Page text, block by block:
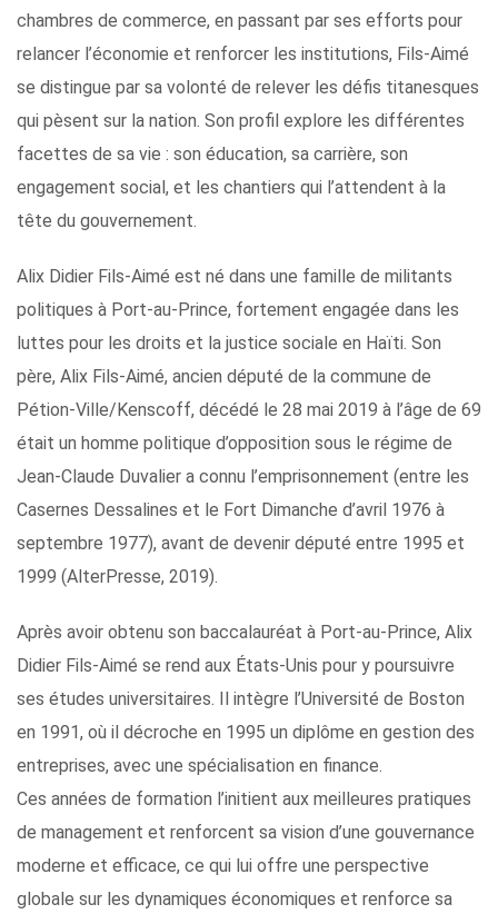
chambres de commerce, en passant par ses efforts pour
relancer l’économie et renforcer les institutions, Fils-Aimé
se distingue par sa volonté de relever les défis titanesques
qui pèsent sur la nation. Son profil explore les différentes
facettes de sa vie : son éducation, sa carrière, son
engagement social, et les chantiers qui l’attendent à la
tête du gouvernement.
Alix Didier Fils-Aimé est né dans une famille de militants
politiques à Port-au-Prince, fortement engagée dans les
luttes pour les droits et la justice sociale en Haïti. Son
père, Alix Fils-Aimé, ancien député de la commune de
Pétion-Ville/Kenscoff, décédé le 28 mai 2019 à l’âge de 69
était un homme politique d’opposition sous le régime de
Jean-Claude Duvalier a connu l’emprisonnement (entre les
Casernes Dessalines et le Fort Dimanche d’avril 1976 à
septembre 1977), avant de devenir député entre 1995 et
1999 (AlterPresse, 2019).
Après avoir obtenu son baccalauréat à Port-au-Prince, Alix
Didier Fils-Aimé se rend aux États-Unis pour y poursuivre
ses études universitaires. Il intègre l’Université de Boston
en 1991, où il décroche en 1995 un diplôme en gestion des
entreprises, avec une spécialisation en finance.
Ces années de formation l’initient aux meilleures pratiques
de management et renforcent sa vision d’une gouvernance
moderne et efficace, ce qui lui offre une perspective
globale sur les dynamiques économiques et renforce sa